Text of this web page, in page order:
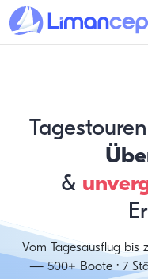
&
Vom Tagesausflug bis
— 500+ Boote · 7